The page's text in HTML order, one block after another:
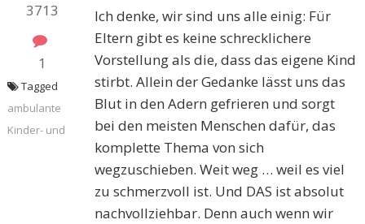
3713
1
Ich denke, wir sind uns alle einig: Für
Eltern gibt es keine schrecklichere
Vorstellung als die, dass das eigene Kind
stirbt. Allein der Gedanke lässt uns das
Blut in den Adern gefrieren und sorgt
bei den meisten Menschen dafür, das
komplette Thema von sich
wegzuschieben. Weit weg … weil es viel
zu schmerzvoll ist. Und DAS ist absolut
nachvollziehbar. Denn auch wenn wir
Tagged
ambulante
Kinder- und